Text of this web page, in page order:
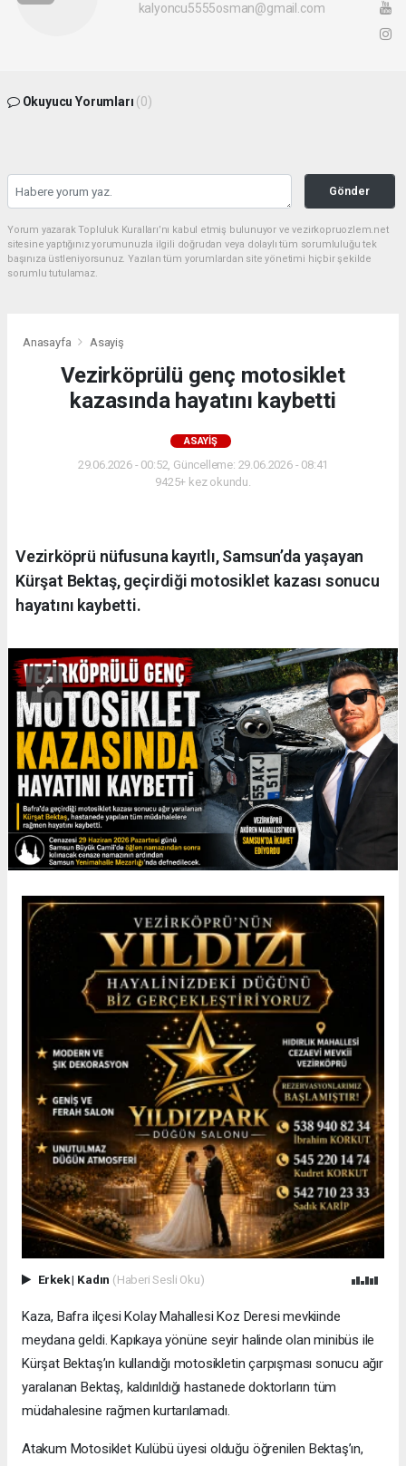
kalyoncu5555osman@gmail.com
Okuyucu Yorumları (0)
Gönder
Yorum yazarak Topluluk Kuralları’nı kabul etmiş bulunuyor ve vezirkopruozlem.net
sitesine yaptığınız yorumunuzla ilgili doğrudan veya dolaylı tüm sorumluluğu tek
başınıza üstleniyorsunuz. Yazılan tüm yorumlardan site yönetimi hiçbir şekilde
sorumlu tutulamaz.
Anasayfa Asayiş
Vezirköprülü genç motosiklet
kazasında hayatını kaybetti
ASAYIŞ
29.06.2026 - 00:52, Güncelleme: 29.06.2026 - 08:41
9425+ kez okundu.
Vezirköprü nüfusuna kayıtlı, Samsun’da yaşayan
Kürşat Bektaş, geçirdiği motosiklet kazası sonucu
hayatını kaybetti.
Erkek| Kadın (Haberi Sesli Oku)
Kaza, Bafra ilçesi Kolay Mahallesi Koz Deresi mevkiinde
meydana geldi. Kapıkaya yönüne seyir halinde olan minibüs ile
Kürşat Bektaş’ın kullandığı motosikletin çarpışması sonucu ağır
yaralanan Bektaş, kaldırıldığı hastanede doktorların tüm
müdahalesine rağmen kurtarılamadı.
Atakum Motosiklet Kulübü üyesi olduğu öğrenilen Bektaş’ın,